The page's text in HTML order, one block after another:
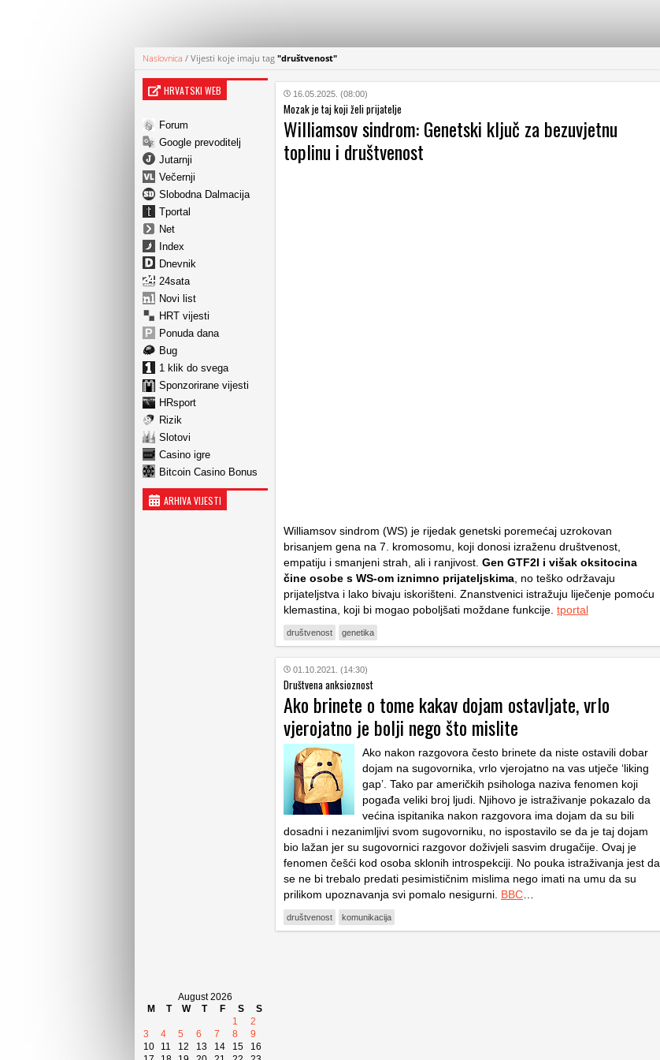
Naslovnica / Vijesti koje imaju tag "društvenost"
HRVATSKI WEB
Forum
Google prevoditelj
Jutarnji
Večernji
Slobodna Dalmacija
Tportal
Net
Index
Dnevnik
24sata
Novi list
HRT vijesti
Ponuda dana
Bug
1 klik do svega
Sponzorirane vijesti
HRsport
Rizik
Slotovi
Casino igre
Bitcoin Casino Bonus
ARHIVA VIJESTI
August 2026
M
T W T F S
S
1
2
3
4 5 6 7 8
9
10
11 12 13 14 15
16
16.05.2025. (08:00)
Mozak je taj koji želi prijatelje
Williamsov sindrom: Genetski ključ za bezuvjetnu
toplinu i društvenost
Williamsov sindrom (WS) je rijedak genetski poremećaj uzrokovan
brisanjem gena na 7. kromosomu, koji donosi izraženu društvenost,
empatiju i smanjeni strah, ali i ranjivost. Gen GTF2I i višak oksitocina
čine osobe s WS-om iznimno prijateljskima , no teško održavaju
prijateljstva i lako bivaju iskorišteni. Znanstvenici istražuju liječenje pomoću
klemastina, koji bi mogao poboljšati moždane funkcije. tportal
društvenost genetika
01.10.2021. (14:30)
Društvena anksioznost
Ako brinete o tome kakav dojam ostavljate, vrlo
vjerojatno je bolji nego što mislite
Ako nakon razgovora često brinete da niste ostavili dobar
dojam na sugovornika, vrlo vjerojatno na vas utječe ‘liking
gap’. Tako par američkih psihologa naziva fenomen koji
pogađa veliki broj ljudi. Njihovo je istraživanje pokazalo da
većina ispitanika nakon razgovora ima dojam da su bili
dosadni i nezanimljivi svom sugovorniku, no ispostavilo se da je taj dojam
bio lažan jer su sugovornici razgovor doživjeli sasvim drugačije. Ovaj je
fenomen češći kod osoba sklonih introspekciji. No pouka istraživanja jest da
se ne bi trebalo predati pesimističnim mislima nego imati na umu da su
prilikom upoznavanja svi pomalo nesigurni. BBC
društvenost komunikacija